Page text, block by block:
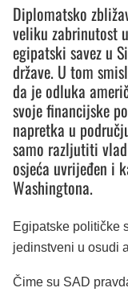
Diplomatsko
veliku zabrinutost
egipatski savez u
države. U tom
da je odluka
svoje financijske
napretka u
samo razljutiti
osjeća uvrijeđen i
Washingtona.
Egipatske političke
jedinstveni u osudi
Čime su SAD